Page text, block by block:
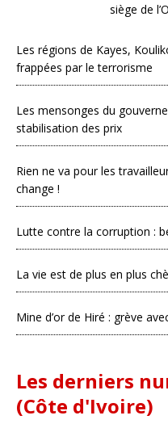
siège de
Les régions de Kayes,
frappées par le terrorisme
Les mensonges du
stabilisation des prix
Rien ne va pour les
change !
Lutte contre la corruption :
La vie est de plus en plus
Mine d’or de Hiré : grève
Les derniers
(Côte d'Ivoire)